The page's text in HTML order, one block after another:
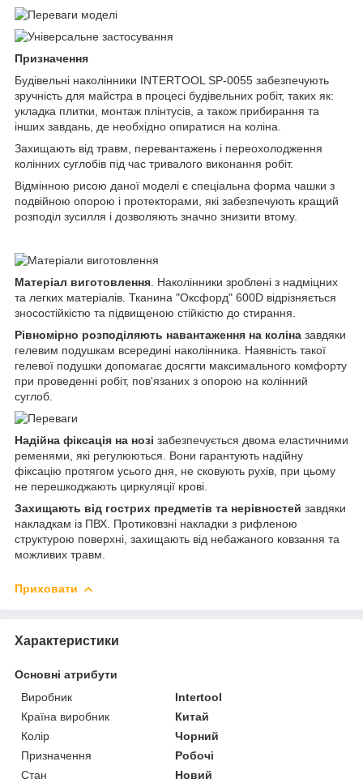
Призначення
Будівельні наколінники INTERTOOL SP-0055 забезпечують
зручність для майстра в процесі будівельних робіт, таких як:
укладка плитки, монтаж плінтусів, а також прибирання та
інших завдань, де необхідно опиратися на коліна.
Захищають від травм, перевантажень і переохолодження
колінних суглобів під час тривалого виконання робіт.
Відмінною рисою даної моделі є спеціальна форма чашки з
подвійною опорою і протекторами, які забезпечують кращий
розподіл зусилля і дозволяють значно знизити втому.
Матеріал виготовлення . Наколінники зроблені з надміцних
та легких матеріалів. Тканина "Оксфорд" 600D відрізняється
зносостійкістю та підвищеною стійкістю до стирання.
Рівномірно розподіляють навантаження на коліна завдяки
гелевим подушкам всередині наколінника. Наявність такої
гелевої подушки допомагає досягти максимального комфорту
при проведенні робіт, пов'язаних з опорою на колінний
суглоб.
Надійна фіксація на нозі забезпечується двома еластичними
ременями, які регулюються. Вони гарантують надійну
фіксацію протягом усього дня, не сковують рухів, при цьому
не перешкоджають циркуляції крові.
Захищають від гострих предметів та нерівностей завдяки
накладкам із ПВХ. Протиковзні накладки з рифленою
структурою поверхні, захищають від небажаного ковзання та
можливих травм.
Приховати
Характеристики
Основні атрибути
Виробник
Intertool
Країна виробник
Китай
Колір
Чорний
Призначення
Робочі
Стан
Новий